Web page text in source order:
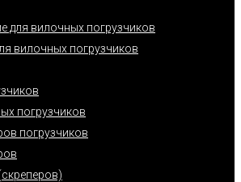
для вилочных погрузчиков
вилочных погрузчиков
погрузчиков
погрузчиков